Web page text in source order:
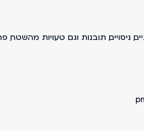
ניסויים, תובנות וגם טעויות מהשטח,